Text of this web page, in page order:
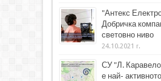
"Антекс
Добричка
световно ниво
24.10.2021 г.
СУ "Л.
е най-